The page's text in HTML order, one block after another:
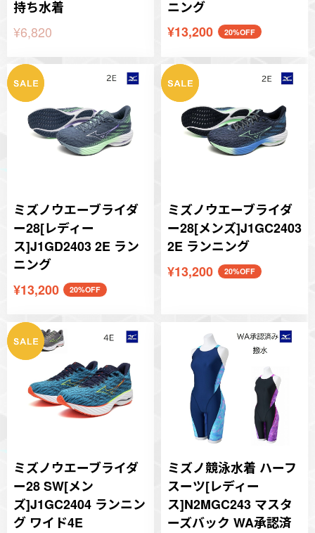
持ち水着
¥6,820
ニング
¥13,200
20%OFF
ミズノウエーブライダ
ー28[レディー
ス]J1GD2403 2E ラン
ニング
¥13,200
20%OFF
ミズノウエーブライダ
ー28[メンズ]J1GC2403
2E ランニング
¥13,200
20%OFF
ミズノウエーブライダ
ー28 SW[メン
ズ]J1GC2404 ランニン
グ ワイド4E
ミズノ競泳水着 ハーフ
スーツ[レディー
ス]N2MGC243 マスタ
ーズバック WA承認済